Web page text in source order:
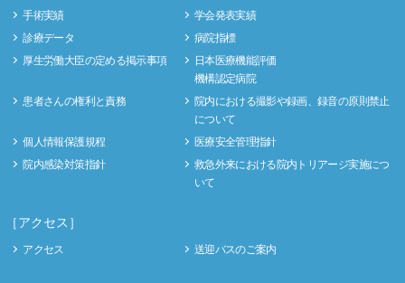
手術実績
学会発表実績
診療データ
病院指標
厚生労働大臣の定める掲示事項
日本医療機能評価
機構認定病院
患者さんの権利と責務
院内における撮影や録画、録音の原則禁止
について
個人情報保護規程
医療安全管理指針
院内感染対策指針
救急外来における院内トリアージ実施につ
いて
［アクセス］
アクセス 送迎バスのご案内